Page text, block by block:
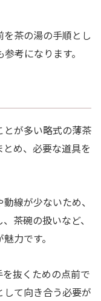
茶の湯の手順とし
参考になります。
が多い略式の薄茶
め、必要な道具を
線が少ないため、
茶碗の扱いなど、
力です。
抜くための点前で
て向き合う必要が